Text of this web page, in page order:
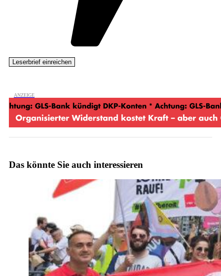
Das könnte Sie auch interessieren